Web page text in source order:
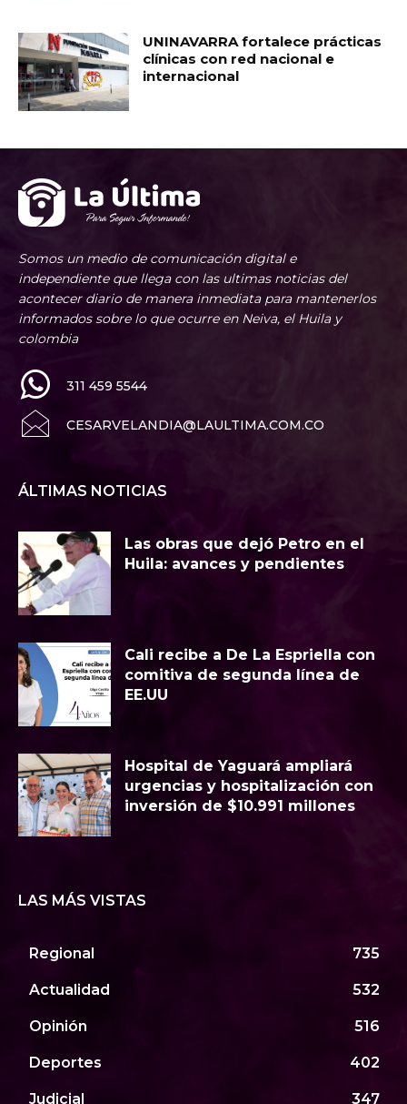
UNINAVARRA fortalece prácticas
clínicas con red nacional e
internacional
Somos un medio de comunicación digital e
independiente que llega con las ultimas noticias del
acontecer diario de manera inmediata para mantenerlos
informados sobre lo que ocurre en Neiva, el Huila y
colombia
311 459 5544
CESARVELANDIA@LAULTIMA.COM.CO
ÁLTIMAS NOTICIAS
Las obras que dejó Petro en el
Huila: avances y pendientes
Cali recibe a De La Espriella con
comitiva de segunda línea de
EE.UU
Hospital de Yaguará ampliará
urgencias y hospitalización con
inversión de $10.991 millones
LAS MÁS VISTAS
Regional 735
Actualidad 532
Opinión 516
Deportes 402
Judicial 347